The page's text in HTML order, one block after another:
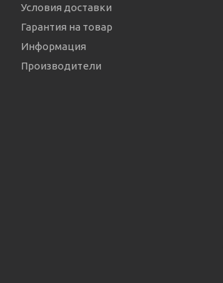
Условия доставки
Гарантия на товар
Информация
Производители